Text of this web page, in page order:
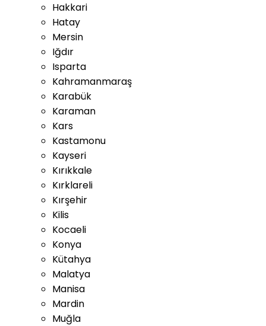
Hakkari
Hatay
Mersin
Iğdır
Isparta
Kahramanmaraş
Karabük
Karaman
Kars
Kastamonu
Kayseri
Kırıkkale
Kırklareli
Kırşehir
Kilis
Kocaeli
Konya
Kütahya
Malatya
Manisa
Mardin
Muğla